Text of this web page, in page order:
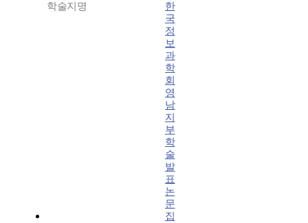
학술지명
한
국
정
보
과
학
회
영
남
지
부
학
술
발
표
논
문
집